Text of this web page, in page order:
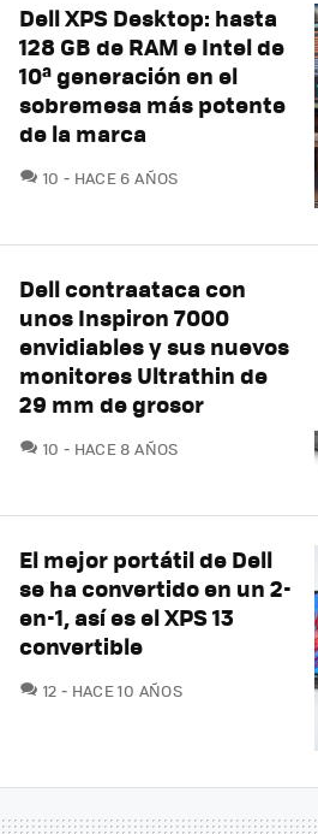
Dell XPS Desktop: hasta
128 GB de RAM e Intel de
10ª generación en el
sobremesa más potente
de la marca
10 COMENTARIOS
HACE 6 AÑOS
Dell contraataca con
unos Inspiron 7000
envidiables y sus nuevos
monitores Ultrathin de
29 mm de grosor
10 COMENTARIOS
HACE 8 AÑOS
El mejor portátil de Dell
se ha convertido en un 2-
en-1, así es el XPS 13
convertible
12 COMENTARIOS
HACE 10 AÑOS